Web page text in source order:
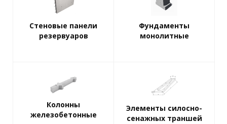
Стеновые панели
резервуаров
Фундаменты
монолитные
Колонны
железобетонные
Элементы силосно-
сенажных траншей